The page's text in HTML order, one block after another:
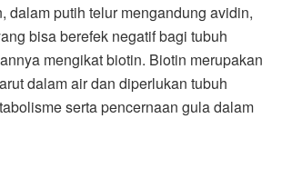
dalam putih telur mengandung avidin,
bisa berefek negatif bagi tubuh
mengikat biotin. Biotin merupakan
dalam air dan diperlukan tubuh
serta pencernaan gula dalam